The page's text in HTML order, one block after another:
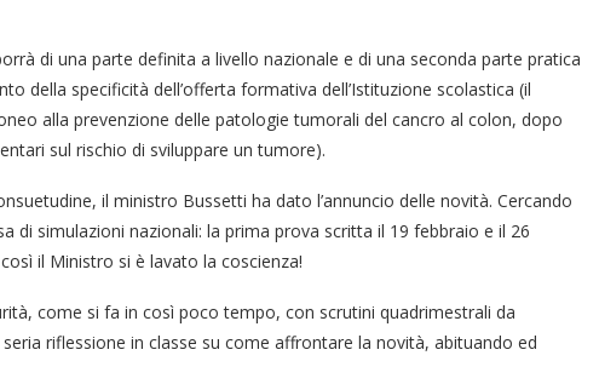
di una parte definita a livello nazionale e di una seconda parte pratica
della specificità dell’offerta formativa dell’Istituzione scolastica (il
alla prevenzione delle patologie tumorali del cancro al colon, dopo
sul rischio di sviluppare un tumore).
il ministro Bussetti ha dato l’annuncio delle novità. Cercando
di simulazioni nazionali: la prima prova scritta il 19 febbraio e il 26
il Ministro si è lavato la coscienza!
come si fa in così poco tempo, con scrutini quadrimestrali da
riflessione in classe su come affrontare la novità, abituando ed